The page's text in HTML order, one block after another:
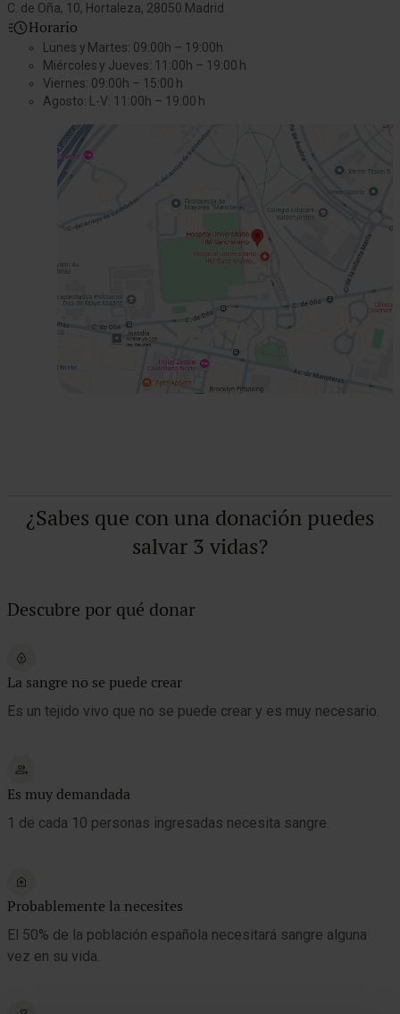
C. de Oña, 10, Hortaleza, 28050 Madrid
Horario
Lunes y Martes: 09:00h – 19:00h
Miércoles y Jueves: 11:00h – 19:00 h
Viernes: 09:00h – 15:00 h
Agosto: L-V: 11:00h – 19:00 h
¿Sabes que con una donación puedes
salvar 3 vidas?
Descubre por qué donar
La sangre no se puede crear
Es un tejido vivo que no se puede crear y es muy necesario.
Es muy demandada
1 de cada 10 personas ingresadas necesita sangre.
Probablemente la necesites
El 50% de la población española necesitará sangre alguna
vez en su vida.